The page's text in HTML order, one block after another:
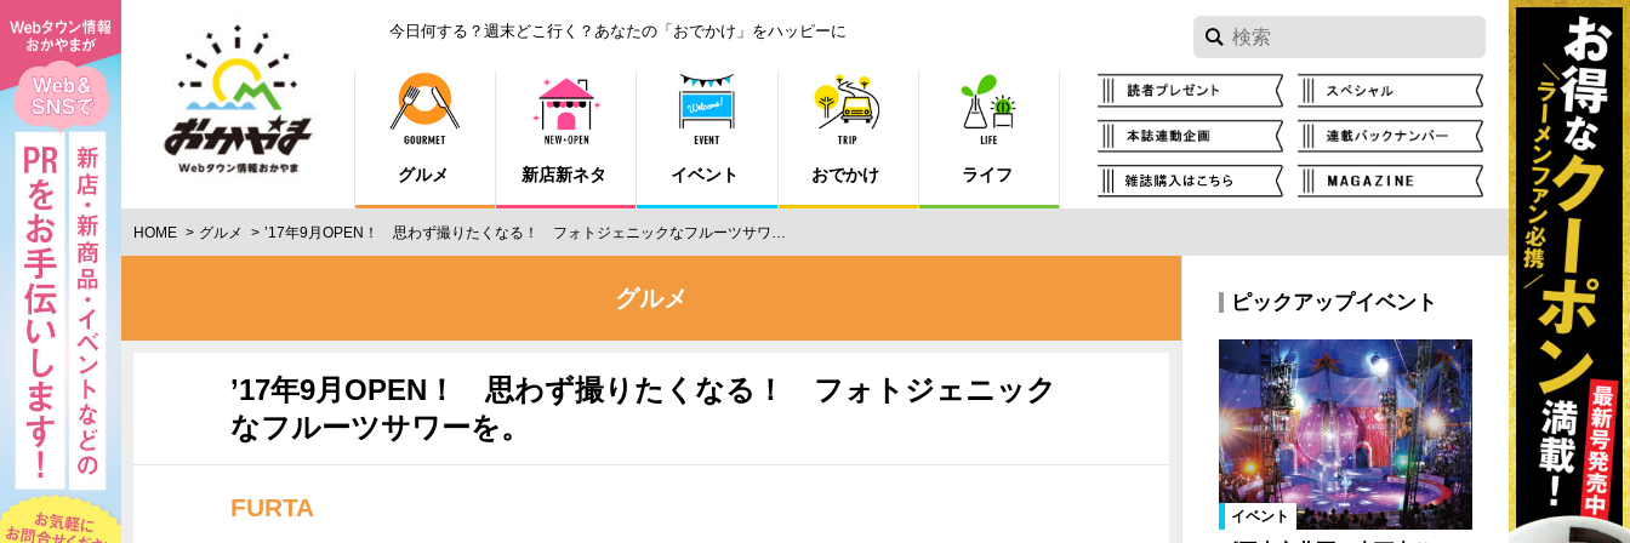
今日何する？週末どこ行く？あなたの「おでかけ」をハッピーに
グルメ 新店新ネタ イベント おでかけ ライフ
HOME グルメ ’17年9月OPEN！ 思わず撮りたくなる！ フォトジェニックなフルーツサワ…
グルメ
’17年9月OPEN！ 思わず撮りたくなる！ フォトジェニック
なフルーツサワーを。
FURTA
ピックアップイベント
イベント